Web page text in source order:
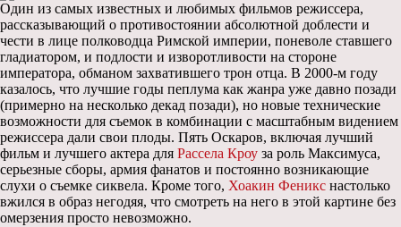
Один из самых известных и любимых фильмов режиссера,
рассказывающий о противостоянии абсолютной доблести и
чести в лице полководца Римской империи, поневоле ставшего
гладиатором, и подлости и изворотливости на стороне
императора, обманом захватившего трон отца. В 2000-м году
казалось, что лучшие годы пеплума как жанра уже давно позади
(примерно на несколько декад позади), но новые технические
возможности для съемок в комбинации с масштабным видением
режиссера дали свои плоды. Пять Оскаров, включая лучший
фильм и лучшего актера для Рассела Кроу за роль Максимуса,
серьезные сборы, армия фанатов и постоянно возникающие
слухи о съемке сиквела. Кроме того, Хоакин Феникс настолько
вжился в образ негодяя, что смотреть на него в этой картине без
омерзения просто невозможно.